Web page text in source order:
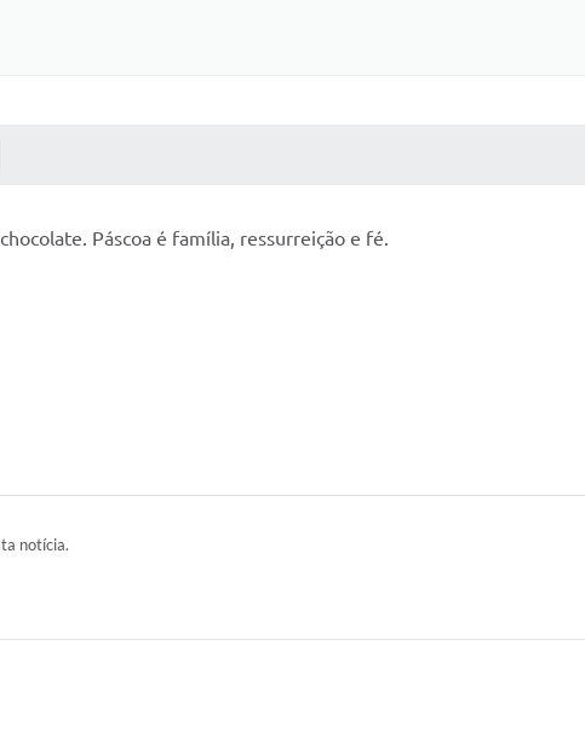
MÍDIAS
Páscoa é família, ressurreição e fé.
notícia.